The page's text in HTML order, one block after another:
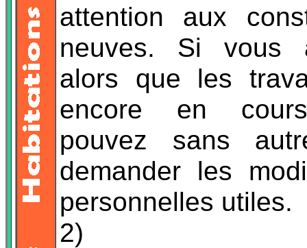
attention aux
neuves. Si vous
alors que les
encore en
pouvez sans
demander les
personnelles utiles.
2)